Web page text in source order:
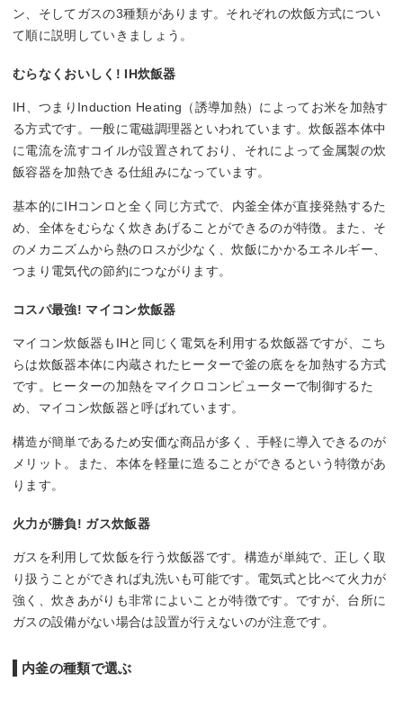
ン、そしてガスの3種類があります。それぞれの炊飯方式につい
て順に説明していきましょう。
むらなくおいしく! IH炊飯器
IH、つまりInduction Heating（誘導加熱）によってお米を加熱す
る方式です。一般に電磁調理器といわれています。炊飯器本体中
に電流を流すコイルが設置されており、それによって金属製の炊
飯容器を加熱できる仕組みになっています。
基本的にIHコンロと全く同じ方式で、内釜全体が直接発熱するた
め、全体をむらなく炊きあげることができるのが特徴。また、そ
のメカニズムから熱のロスが少なく、炊飯にかかるエネルギー、
つまり電気代の節約につながります。
コスパ最強! マイコン炊飯器
マイコン炊飯器もIHと同じく電気を利用する炊飯器ですが、こち
らは炊飯器本体に内蔵されたヒーターで釜の底をを加熱する方式
です。ヒーターの加熱をマイクロコンピューターで制御するた
め、マイコン炊飯器と呼ばれています。
構造が簡単であるため安価な商品が多く、手軽に導入できるのが
メリット。また、本体を軽量に造ることができるという特徴があ
ります。
火力が勝負! ガス炊飯器
ガスを利用して炊飯を行う炊飯器です。構造が単純で、正しく取
り扱うことができれば丸洗いも可能です。電気式と比べて火力が
強く、炊きあがりも非常によいことが特徴です。ですが、台所に
ガスの設備がない場合は設置が行えないのが注意です。
内釜の種類で選ぶ